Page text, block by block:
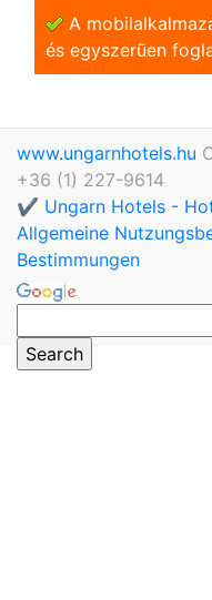
A
és egyszerũen
www.ungarnhotels.hu
+36 (1) 227-9614
✔️ Ungarn Hotels -
Allgemeine
Bestimmungen